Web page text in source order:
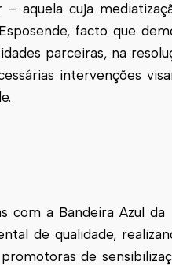
aquela cuja
facto que
parceiras, na
intervenções
com a Bandeira Azul
de qualidade,
de